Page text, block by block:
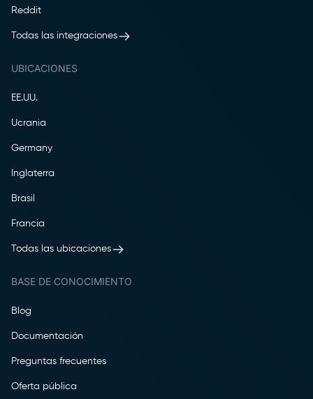
Reddit
Todas las integraciones
UBICACIONES
EE.UU.
Ucrania
Germany
Inglaterra
Brasil
Francia
Todas las ubicaciones
BASE DE CONOCIMIENTO
Blog
Documentación
Preguntas frecuentes
Oferta pública